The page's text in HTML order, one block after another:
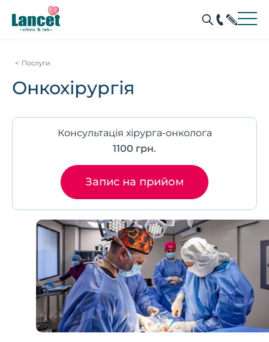
Послуги
Онкохірургія
Консультація хірурга-онколога
1100 грн.
Запис на прийом